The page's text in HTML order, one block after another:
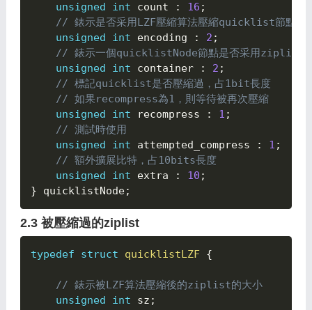
unsigned
int count : 16 ;
// 錶示是否采用LZF壓縮算法壓縮quicklist節點，
unsigned
int encoding : 2 ;
// 錶示一個quicklistNode節點是否采用ziplist結
unsigned
int container : 2 ;
// 標記quicklist是否壓縮過，占1bit長度
// 如果recompress為1，則等待被再次壓縮
unsigned
int recompress : 1 ;
// 測試時使用
unsigned
int attempted_compress : 1 ;
// 額外擴展比特，占10bits長度
unsigned
int extra : 10 ;
} quicklistNode;
2.3 被壓縮過的ziplist
typedef struct quicklistLZF {
// 錶示被LZF算法壓縮後的ziplist的大小
unsigned
int sz ;